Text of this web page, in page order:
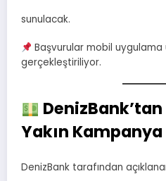
sunulacak.
Başvurular mobil uygulama
gerçekleştiriliyor.
DenizBank’tan
Yakın Kampanya
DenizBank tarafından